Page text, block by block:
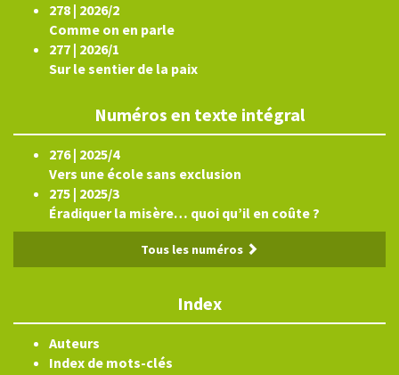
278 | 2026/2
Comme on en parle
277 | 2026/1
Sur le sentier de la paix
Numéros en texte intégral
276 | 2025/4
Vers une école sans exclusion
275 | 2025/3
Éradiquer la misère… quoi qu’il en coûte ?
Tous les numéros
Index
Auteurs
Index de mots-clés